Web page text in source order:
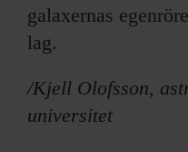
galaxernas
lag.
/Kjell Olofsson,
universitet